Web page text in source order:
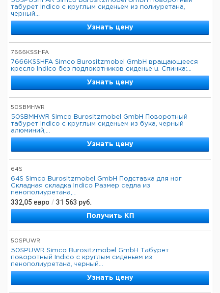
табурет Indico с круглым сиденьем из полиуретана,
черный...
Узнать цену
7666KSSHFA
7666KSSHFA Simco Burositzmobel GmbH вращающееся
кресло Indico без подлокотников сиденье u. Спинка:...
Узнать цену
50SBMHWR
50SBMHWR Simco Burositzmobel GmbH Поворотный
табурет Indico с круглым сиденьем из бука, черный
алюминий,...
Узнать цену
64S
64S Simco Burositzmobel GmbH Подставка для ног
Складная складка Indico Размер седла из
пенополиуретана,...
332,05 евро / 31 563 руб.
Получить КП
50SPUWR
50SPUWR Simco Burositzmobel GmbH Табурет
поворотный Indico с круглым сиденьем из
пенополиуретана, черный...
Узнать цену